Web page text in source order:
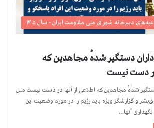
دبیرخانه شورای ملی مقاومت ایران - سال ۱۴۰۵
تن هواداران دستگیر شدهٔ مجاهدین که
در دست نیست
دستگیر شدهٔ مجاهدین که اطلاعی از آنها در دست نیست ملل
و گزارشگر ویژه باید رژیم را در مورد وضعیت این
آنها…